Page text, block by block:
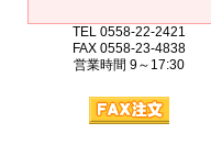
TEL 0558-22-2421
FAX 0558-23-4838
営業時間 9～17:30